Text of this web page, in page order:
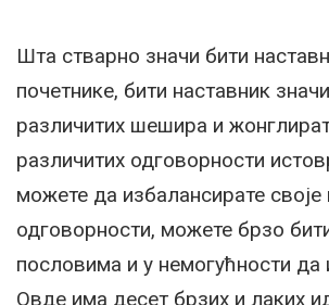
Шта стварно значи бити
почетнике, бити наставник
различитих шешира и
различитих одговорности
можете да избалансирате своје
одговорности, можете брзо
пословима и у немогућности да
Овде има десет брзих и лаких